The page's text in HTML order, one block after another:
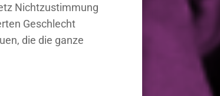
Nichtzustimmung
Geschlecht
die die ganze